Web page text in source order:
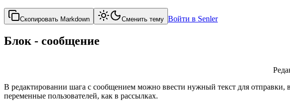
Скопировать Markdown Сменить тему Войти в Senler
Блок - сообщение
В редактировании шага с сообщением можно ввести нужный текст для отправки,
переменные пользователей, как в рассылках.